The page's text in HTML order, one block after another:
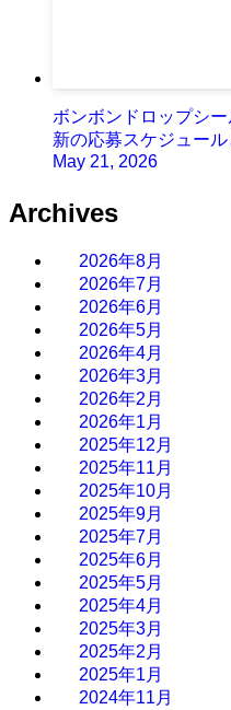
ボンボンドロップシ
新の応募スケジュー
May 21, 2026
Archives
2026年8月
2026年7月
2026年6月
2026年5月
2026年4月
2026年3月
2026年2月
2026年1月
2025年12月
2025年11月
2025年10月
2025年9月
2025年7月
2025年6月
2025年5月
2025年4月
2025年3月
2025年2月
2025年1月
2024年11月